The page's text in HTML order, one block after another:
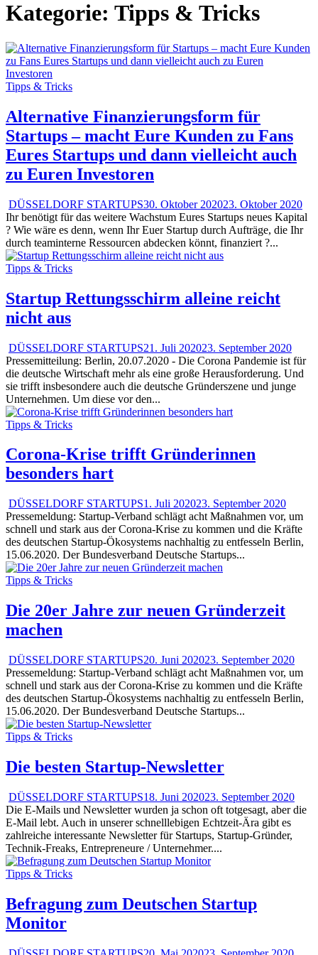
Kategorie: Tipps & Tricks
Tipps & Tricks
Alternative Finanzierungsform für
Startups – macht Eure Kunden zu Fans
Eures Startups und dann vielleicht auch
zu Euren Investoren
DÜSSELDORF STARTUPS30. Oktober 202023. Oktober 2020
Ihr benötigt für das weitere Wachstum Eures Startups neues Kapital
? Wie wäre es denn, wenn Ihr Euer Startup durch Aufträge, die Ihr
durch teaminterne Ressourcen abdecken könnt, finanziert ?...
Tipps & Tricks
Startup Rettungsschirm alleine reicht
nicht aus
DÜSSELDORF STARTUPS21. Juli 202023. September 2020
Pressemitteilung: Berlin, 20.07.2020 - Die Corona Pandemie ist für
die deutsche Wirtschaft mehr als eine große Herausforderung. Und
sie trifft insbesondere auch die deutsche Gründerszene und junge
Unternehmen. Um diese vor den...
Tipps & Tricks
Corona-Krise trifft Gründerinnen
besonders hart
DÜSSELDORF STARTUPS1. Juli 202023. September 2020
Pressemeldung: Startup-Verband schlägt acht Maßnahmen vor, um
schnell und stark aus der Corona-Krise zu kommen und die Kräfte
des deutschen Startup-Ökosystems nachhaltig zu entfesseln Berlin,
15.06.2020. Der Bundesverband Deutsche Startups...
Tipps & Tricks
Die 20er Jahre zur neuen Gründerzeit
machen
DÜSSELDORF STARTUPS20. Juni 202023. September 2020
Pressemeldung: Startup-Verband schlägt acht Maßnahmen vor, um
schnell und stark aus der Corona-Krise zu kommen und die Kräfte
des deutschen Startup-Ökosystems nachhaltig zu entfesseln Berlin,
15.06.2020. Der Bundesverband Deutsche Startups...
Tipps & Tricks
Die besten Startup-Newsletter
DÜSSELDORF STARTUPS18. Juni 202023. September 2020
Die E-Mails und Newsletter wurden ja schon oft totgesagt, aber die
E-Mail lebt. Auch in unserer schnelllebigen Echtzeit-Ära gibt es
zahlreiche interessante Newsletter für Startups, Startup-Gründer,
Technik-Freaks, Entrepreneure / Unternehmer....
Tipps & Tricks
Befragung zum Deutschen Startup
Monitor